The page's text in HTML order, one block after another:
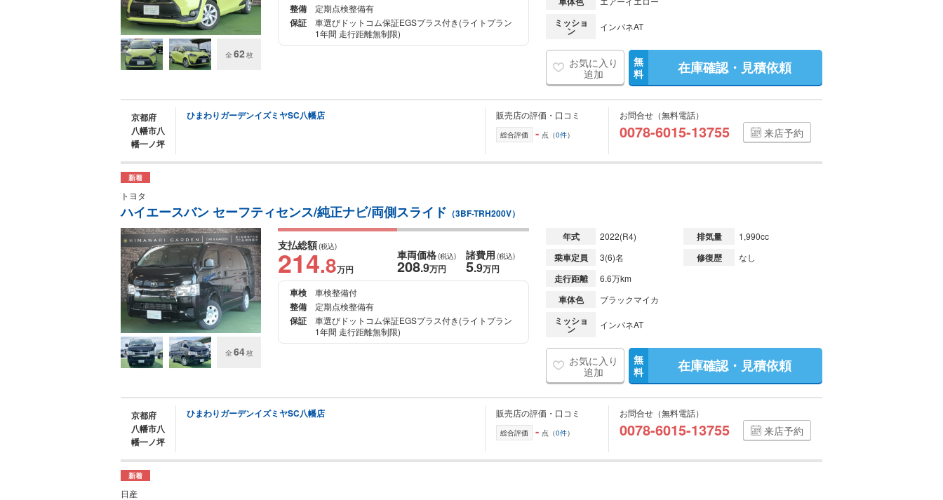
全 62 枚
整備 定期点検整備有
保証
車選びドットコム保証EGSプラス付き(ライトプラン
1年間 走行距離無制限)
ミッショ
ン インパネAT
お気に入り
追加
無
料
在庫確認・見積依頼
京都府
八幡市八
幡一ノ坪
ひまわりガーデンイズミヤSC八幡店 販売店の評価・口コミ
総合評価 - 点（0件）
お問合せ（無料電話）
0078-6015-13755 来店予約
新着
トヨタ
ハイエースバン セーフティセンス/純正ナビ/両側スライド （3BF-TRH200V）
全 64枚
支払総額(税込)
214.8万円
車両価格(税込)
208.9万円
諸費用 (税込)
5.9万円
車検
車検整備付
整備 定期点検整備有
保証
車選びドットコム保証EGSプラス付き(ライトプラン
1年間 走行距離無制限)
年式 2022(R4) 排気量 1,990cc
乗車定員 3(6)名 修復歴 なし
走行距離 6.6万km
車体色 ブラックマイカ
ミッショ
ン インパネAT
お気に入り
追加
無
料
在庫確認・見積依頼
京都府
八幡市八
幡一ノ坪
ひまわりガーデンイズミヤSC八幡店 販売店の評価・口コミ
総合評価 - 点（0件）
お問合せ（無料電話）
0078-6015-13755 来店予約
新着
日産